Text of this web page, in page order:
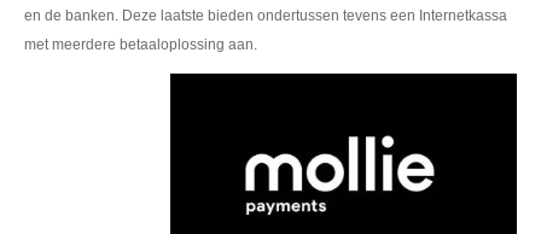
en de banken. Deze laatste bieden ondertussen tevens een Internetkassa
met meerdere betaaloplossing aan.